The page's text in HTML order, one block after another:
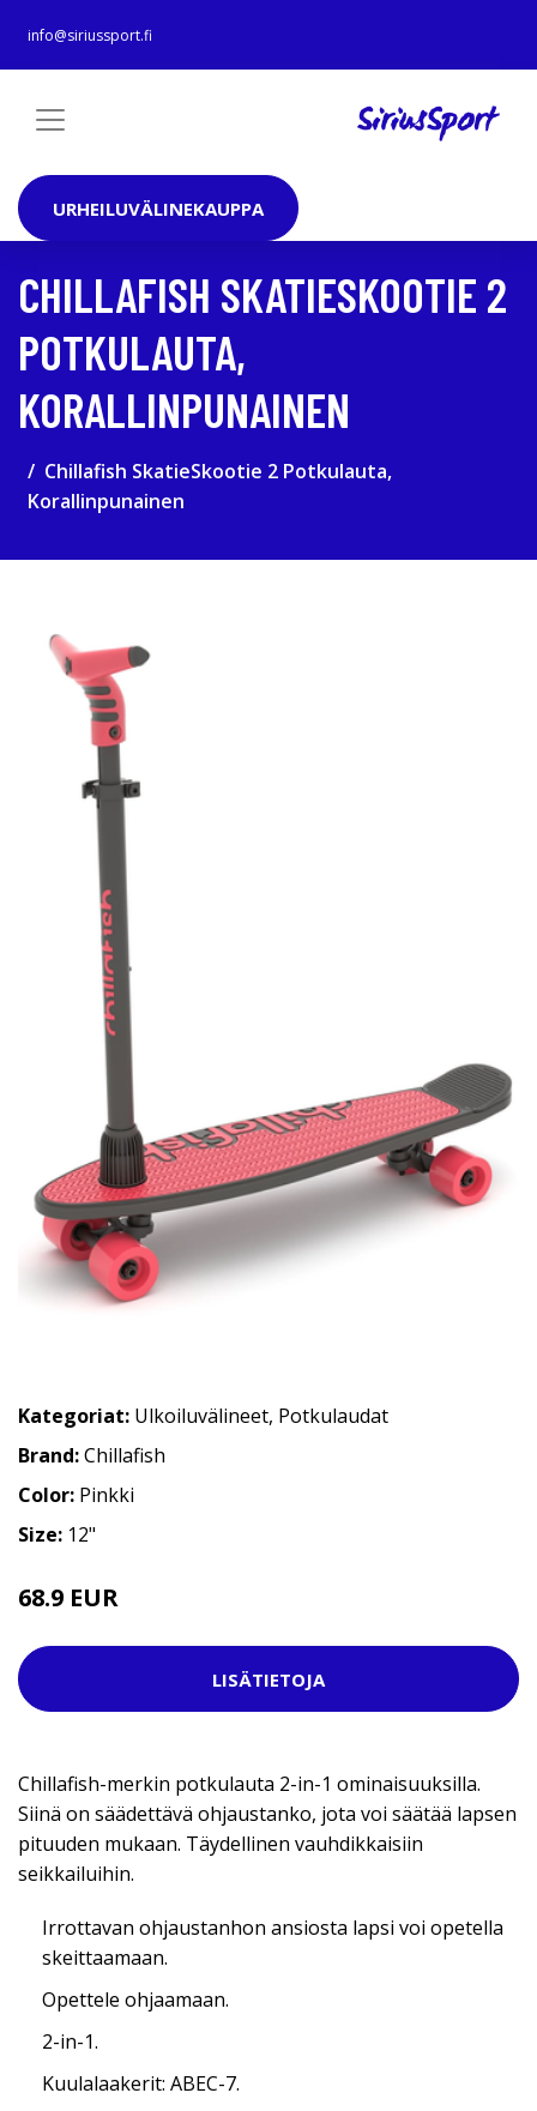
info@siriussport.fi
URHEILUVÄLINEKAUPPA
CHILLAFISH SKATIESKOOTIE 2
POTKULAUTA,
KORALLINPUNAINEN
Chillafish SkatieSkootie 2 Potkulauta,
Korallinpunainen
Kategoriat: Ulkoiluvälineet, Potkulaudat
Brand:Chillafish
Color: Pinkki
Size: 12"
68.9 EUR
LISÄTIETOJA
Chillafish-merkin potkulauta 2-in-1 ominaisuuksilla.
Siinä on säädettävä ohjaustanko, jota voi säätää lapsen
pituuden mukaan. Täydellinen vauhdikkaisiin
seikkailuihin.
Irrottavan ohjaustanhon ansiosta lapsi voi opetella
skeittaamaan.
Opettele ohjaamaan.
2-in-1.
Kuulalaakerit: ABEC-7.